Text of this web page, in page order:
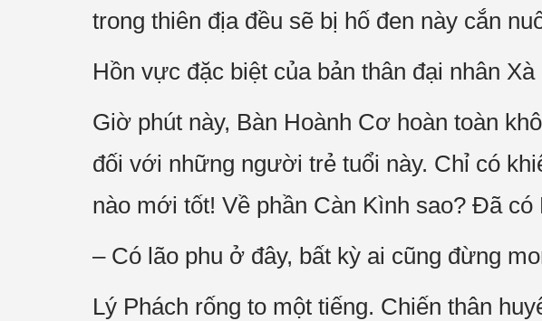
trong thiên địa đều sẽ bị hố đen này cắn
Hồn vực đặc biệt của bản thân đại nhân
Giờ phút này, Bàn Hoành Cơ hoàn toàn
đối với những người trẻ tuổi này. Chỉ có
nào mới tốt! Về phần Càn Kình sao? Đã
– Có lão phu ở đây, bất kỳ ai cũng đừng
Lý Phách rống to một tiếng. Chiến thân